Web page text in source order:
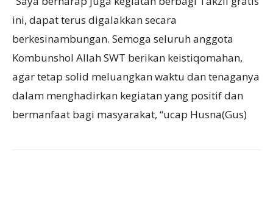
ini, dapat terus digalakkan secara
berkesinambungan. Semoga seluruh anggota
Kombunshol Allah SWT berikan keistiqomahan,
agar tetap solid meluangkan waktu dan tenaganya
dalam menghadirkan kegiatan yang positif dan
bermanfaat bagi masyarakat, “ucap Husna(Gus)